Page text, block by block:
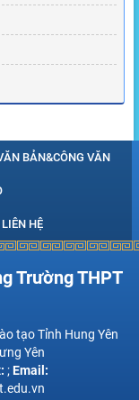
BẢN&CÔNG VĂN
LIÊN HỆ
Trường THPT
tạo Tỉnh Hung Yên
Yên
;Email: